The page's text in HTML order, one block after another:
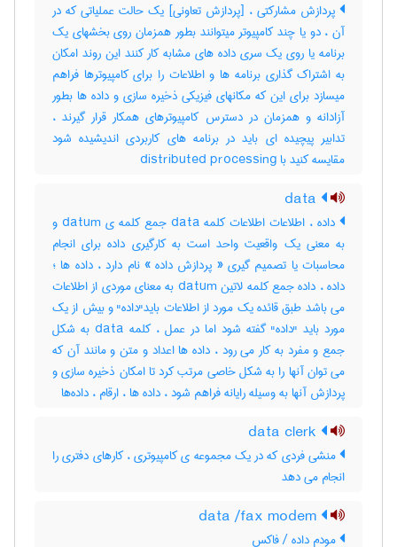
پردازش مشارکتی ، [پردازش تعاونی] یک حالت عملیاتی که در
آن ، دو یا چند کامپیوتر میتوانند بطور همزمان روی بخشهای یک
برنامه یا روی یک سری داده های مشابه کار کنند این روند امکان
به اشتراک گذاری برنامه ها و اطلاعات را برای کامپیوترها فراهم
میسازد برای این که مکانهای فیزیکی ذخیره سازی و داده ها بطور
آزادانه و همزمان در دسترس کامپیوترهای همکار قرار گیرند ،
تدابیر پیچیده ای باید در برنامه های کاربردی اندیشیده شود
مقایسه کنید با ‎ distributed processing
داده ، اطلاعات اطلاعات کلمه data جمع کلمه ی datum و
به معنی یک واقعیت واحد است به کارگیری داده برای انجام
محاسبات یا تصمیم گیری « پردازش داده » نام دارد ، داده ها ؛
داده ، داده جمع کلمه لاتین datum به معنای موردی از اطلاعات
می باشد طبق قائده یک مورد از اطلاعات باید"داده" و بیش از یک
مورد باید "داده" گفته شود اما در عمل ، کلمه data به شکل
جمع و مفرد به کار می رود ، داده ها اعداد و متن و مانند آن که
می توان آنها را به شکل خاصی مرتب کرد تا امکان ذخیره سازی و
پردازش آنها به وسیله رایانه فراهم شود ، داده ها ، ارقام ، داده‌ها
منشی فردی که در یک مجموعه ی کامپیوتری ، کارهای دفتری را
انجام می دهد
مودم داده / فاکس